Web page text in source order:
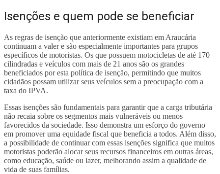
Isenções e quem pode se beneficiar
As regras de isenção que anteriormente existiam em Araucária
continuam a valer e são especialmente importantes para grupos
específicos de motoristas. Os que possuem motocicletas de até 170
cilindradas e veículos com mais de 21 anos são os grandes
beneficiados por esta política de isenção, permitindo que muitos
cidadãos possam utilizar seus veículos sem a preocupação com a
taxa do IPVA.
Essas isenções são fundamentais para garantir que a carga tributária
não recaia sobre os segmentos mais vulneráveis ou menos
favorecidos da sociedade. Isso demonstra um esforço do governo
em promover uma equidade fiscal que beneficia a todos. Além disso,
a possibilidade de continuar com essas isenções significa que muitos
motoristas poderão alocar seus recursos financeiros em outras áreas,
como educação, saúde ou lazer, melhorando assim a qualidade de
vida de suas famílias.